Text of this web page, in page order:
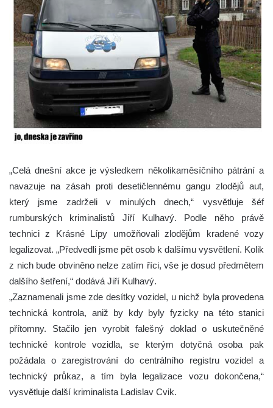
„Celá dnešní akce je výsledkem několikaměsíčního pátrání a
navazuje na zásah proti desetičlennému gangu zlodějů aut,
který jsme zadrželi v minulých dnech,“ vysvětluje šéf
rumburských kriminalistů Jiří Kulhavý. Podle něho právě
technici z Krásné Lípy umožňovali zlodějům kradené vozy
legalizovat. „Předvedli jsme pět osob k dalšímu vysvětlení. Kolik
z nich bude obviněno nelze zatím říci, vše je dosud předmětem
dalšího šetření,“ dodává Jiří Kulhavý.
„Zaznamenali jsme zde desítky vozidel, u nichž byla provedena
technická kontrola, aniž by kdy byly fyzicky na této stanici
přítomny. Stačilo jen vyrobit falešný doklad o uskutečněné
technické kontrole vozidla, se kterým dotyčná osoba pak
požádala o zaregistrování do centrálního registru vozidel a
technický průkaz, a tím byla legalizace vozu dokončena,“
vysvětluje další kriminalista Ladislav Cvik.